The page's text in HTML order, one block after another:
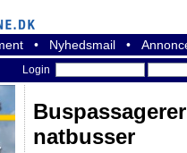
• Nyhedsmail •
Login
natbusser